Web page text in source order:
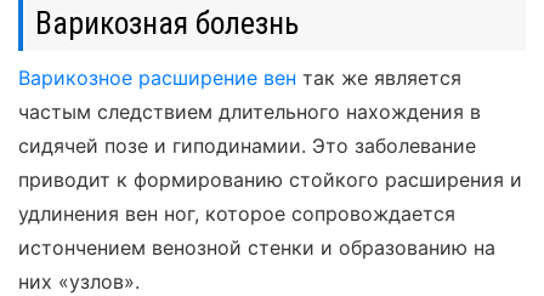
Варикозная болезнь
Варикозное расширение вен так же является
частым следствием длительного нахождения в
сидячей позе и гиподинамии. Это заболевание
приводит к формированию стойкого расширения и
удлинения вен ног, которое сопровождается
истончением венозной стенки и образованию на
них «узлов».